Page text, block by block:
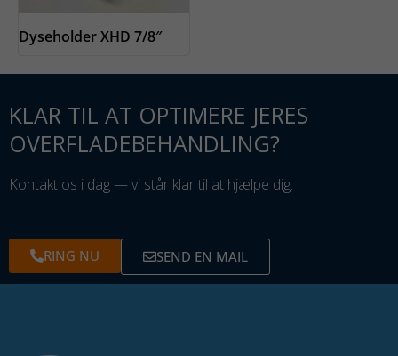
Dyseholder XHD 7/8″
KLAR TIL AT OPTIMERE JERES
OVERFLADEBEHANDLING?
Kontakt os i dag — vi står klar til at hjælpe dig.
RING NU SEND EN MAIL